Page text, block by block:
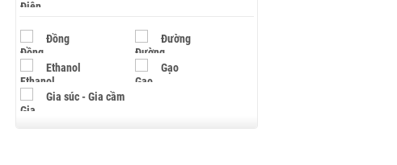
Đồng Đường
Ethanol Gạo
Gia súc - Gia cầm